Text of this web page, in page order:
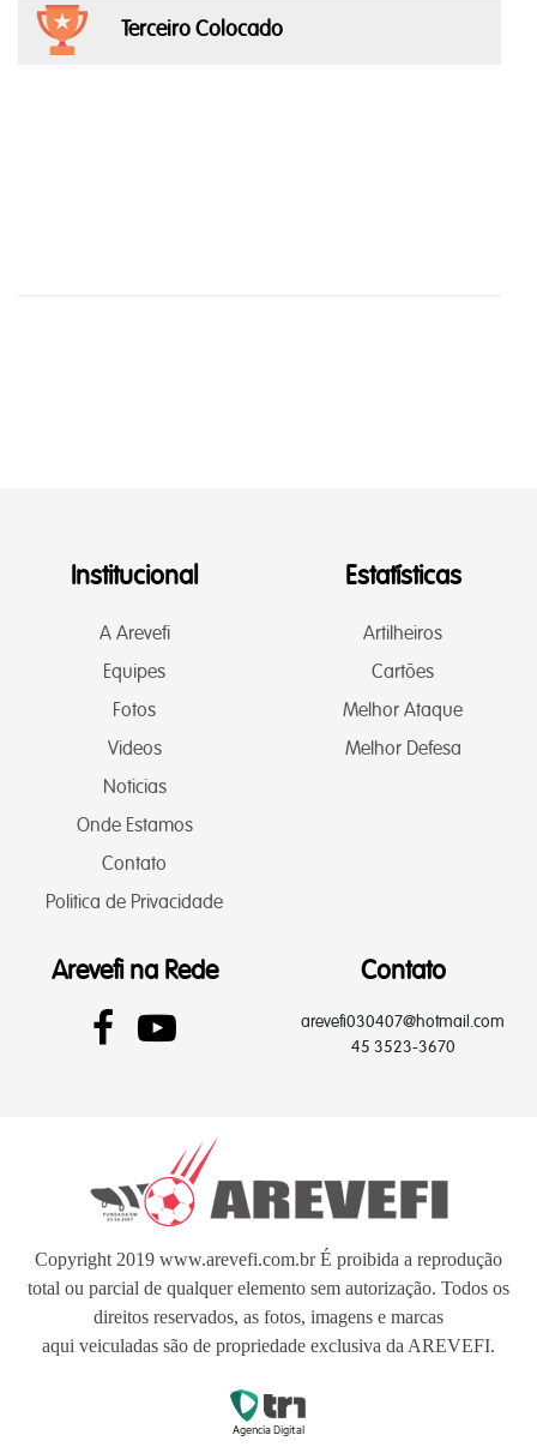
Terceiro Colocado
Institucional
A Arevefi
Equipes
Fotos
Videos
Noticias
Onde Estamos
Contato
Politica de Privacidade
Estatísticas
Artilheiros
Cartões
Melhor Ataque
Melhor Defesa
Arevefi na Rede Contato
arevefi030407@hotmail.com
45 3523-3670
Copyright 2019 www.arevefi.com.br É proibida a reprodução
total ou parcial de qualquer elemento sem autorização. Todos os
direitos reservados, as fotos, imagens e marcas
aqui veiculadas são de propriedade exclusiva da AREVEFI.